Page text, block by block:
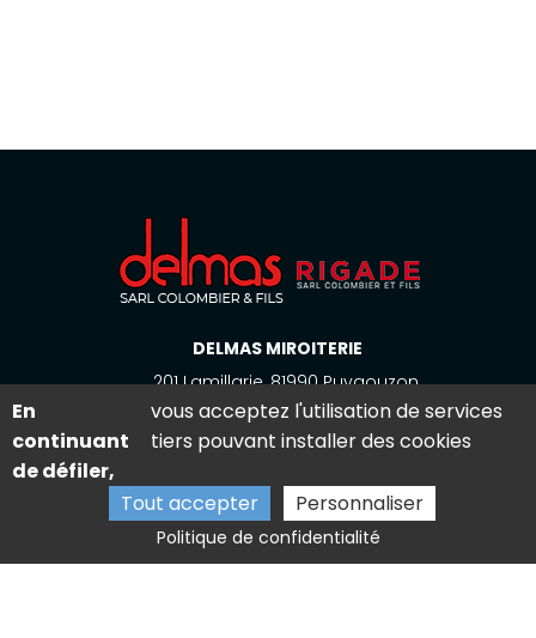
DELMAS MIROITERIE
201 Lamillarie, 81990 Puygouzon
05 63 54 19 19
81990 Puygouzon
De Lundi à Vendredi
08h00 12h00 | 14h00 - 18h00
En
continuant
de défiler,
vous acceptez l'utilisation de services
tiers pouvant installer des cookies
Tout accepter Personnaliser
Politique de confidentialité